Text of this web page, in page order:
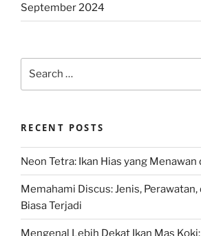
September 2024
RECENT POSTS
Neon Tetra: Ikan Hias yang
Memahami Discus: Jenis,
Biasa Terjadi
Mengenal Lebih Dekat Ikan Mas